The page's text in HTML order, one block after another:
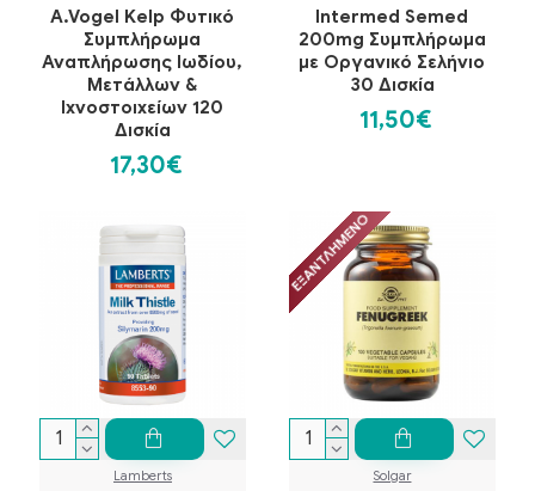
A.Vogel Kelp Φυτικό
Συμπλήρωμα
Αναπλήρωσης Ιωδίου,
Μετάλλων &
Ιχνοστοιχείων 120
Δισκία
17,30€
Intermed Semed
200mg Συμπλήρωμα
με Οργανικό Σελήνιο
30 Δισκία
11,50€
Lamberts
ΕΞΑΝΤΛΗΜΈΝΟ
Solgar